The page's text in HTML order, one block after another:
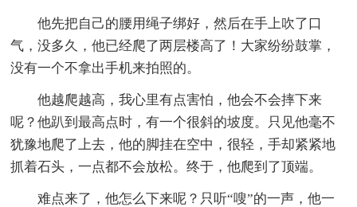
他先把自己的腰用绳子绑好，然后在手上吹了口
气，没多久，他已经爬了两层楼高了！大家纷纷鼓掌，
没有一个不拿出手机来拍照的。
他越爬越高，我心里有点害怕，他会不会摔下来
呢？他趴到最高点时，有一个很斜的坡度。只见他毫不
犹豫地爬了上去，他的脚挂在空中，很轻，手却紧紧地
抓着石头，一点都不会放松。终于，他爬到了顶端。
难点来了，他怎么下来呢？只听“嗖”的一声，他一